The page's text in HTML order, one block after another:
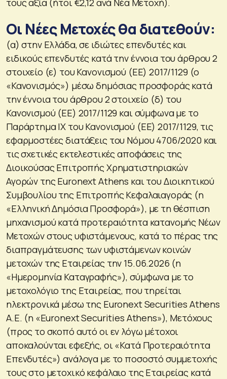
Οι Νέες Μετοχές θα διατεθούν:
(α) στην Ελλάδα, σε ιδιώτες επενδυτές και
ειδικούς επενδυτές κατά την έννοια του άρθρου 2
στοιχείο (ε) του Κανονισμού (ΕΕ) 2017/1129 (ο
«Κανονισμός») μέσω δημόσιας προσφοράς κατά
την έννοια του άρθρου 2 στοιχείο (δ) του
Κανονισμού (ΕΕ) 2017/1129 και σύμφωνα με το
Παράρτημα ΙΧ του Κανονισμού (ΕΕ) 2017/1129, τις
εφαρμοστέες διατάξεις του Νόμου 4706/2020 και
τις σχετικές εκτελεστικές αποφάσεις της
Διοικούσας Επιτροπής Χρηματιστηριακών
Αγορών της Euronext Athens και του Διοικητικού
Συμβουλίου της Επιτροπής Κεφαλαιαγοράς (η
«Ελληνική Δημόσια Προσφορά»), με τη θέσπιση
μηχανισμού κατά προτεραιότητα κατανομής Νέων
Μετοχών στους υφιστάμενους, κατά το πέρας της
διαπραγμάτευσης των υφιστάμενων κοινών
μετοχών της Εταιρείας την 15.06.2026 (η
«Ημερομηνία Καταγραφής»), σύμφωνα με το
μετοχολόγιο της Εταιρείας, που τηρείται
ηλεκτρονικά μέσω της Euronext Securities Athens
Α.Ε. (η «Euronext Securities Athens»), Μετόχους
(προς το σκοπό αυτό οι εν λόγω μέτοχοι
αποκαλούνται εφεξής, οι «Κατά Προτεραιότητα
Επενδυτές») ανάλογα με το ποσοστό συμμετοχής
τους στο μετοχικό κεφάλαιο της Εταιρείας κατά